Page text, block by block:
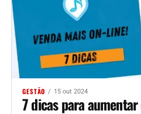
GESTÃO 15 out 2024
7 dicas para